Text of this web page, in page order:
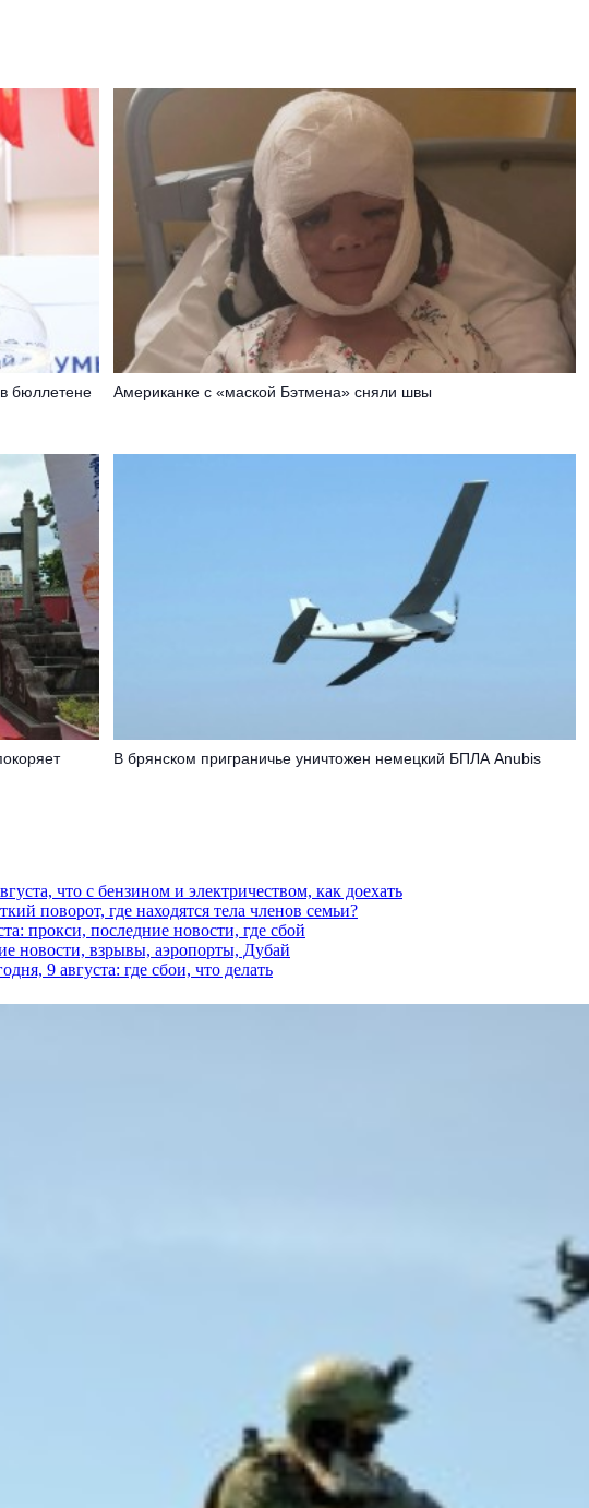
бюллетене Американке с «маской Бэтмена» сняли швы
В брянском приграничье уничтожен немецкий БПЛА Anubis
что с бензином и электричеством, как доехать
поворот, где находятся тела членов семьи?
прокси, последние новости, где сбой
новости, взрывы, аэропорты, Дубай
9 августа: где сбои, что делать